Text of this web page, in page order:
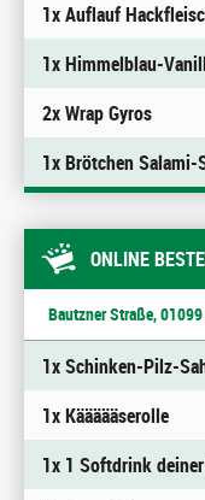
1x Auflauf
1x Himmelblau-
2x Wrap Gyros
1x Brötchen Salami-
ONLINE
Bautzner Straße,
1x Schinken-Pilz-
1x Käääääserolle
1x 1 Softdrink